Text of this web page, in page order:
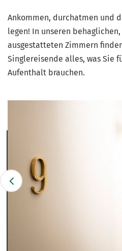
Ankommen, durchatmen und
legen! In unseren
ausgestatteten Zimmern
Singlereisende alles, was Sie
Aufenthalt brauchen.